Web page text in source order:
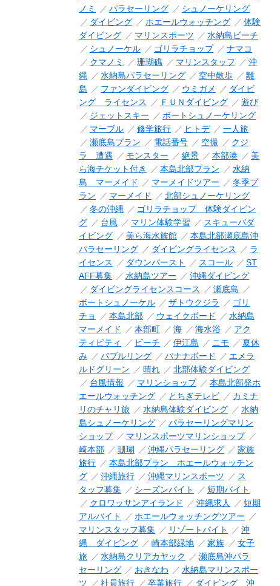
ノミ
パラセーリング
シュノーケリング
ダイビング
ホエールウォッチング
体験
ダイビング
マリンスポーツ
水納島ビーチ
シュノーケル
ゴリラチョップ
ナマコ
クマノミ
珊瑚礁 マリンスタッフ
沖
縄
水納島パラセーリング 空中散歩
離
島
ファンダイビング ウミガメ
ダイビ
ング ライセンス
ＦＵＮダイビング
遊び
ジェットスキー
ボートシュノーケリング
マーブル
修学旅行 ヒトデ
一人旅
瀬底島プラン
電話番号 空撮
クジ
ラ 遭遇
モンスター 絶景 本部港
美
ら海チケット付き
本島北部プラン
水納
島 マーメイド
マーメイドツアー
冬季プ
ラン
マーメイド
北部シュノーケリング
冬の沖縄
ゴリラチョップ 体験ダイビン
グ
台風 マリン体験学習
スキューバダ
イビング
美ら海水族館
本島北部瀬底島沖
パラセーリング
ダイビングライセンス
ラ
イセンス
ダウンバースト スコール
ST
AFF募集
水納島ツアー
沖縄ダイビング
ダイビングライセンスコース
瀬底島
ボートシュノーケル
ザトウクジラ
ゴリ
チョ
本島北部 ウェイクボード
水納島
マーメイド
本部町 海 海水浴
アク
ティビティ
ビーチ 伊江島 ニモ
夏休
み
バブルリング バナナボード
エメラ
ルドグリーン
晴れ
北部体験ダイビング
台風情報
マリンショップ
本島北部発ホ
エールウォッチング
とちぎテレビ
カミナ
リのチャリ旅
水納島体験ダイビング
水納
島シュノーケリング
パラセーリングマリン
ショップ
マリンスポーツマリンショップ
崎本部
珊瑚 沖縄パラセーリング
家族
旅行
本島北部プラン ホエールウォッチン
グ
沖縄旅行 沖縄マリンスポーツ
ス
タッフ募集
シーズンバイト
短期バイト
クロワッサンアイランド
沖縄求人
短期
アルバイト
ホエールウォッチングツアー
マリンスタッフ募集
リゾートバイト
沖
縄 ダイビング
崎本部緑地 家族
女子
旅
水納島クリアカヤック
瀬底島沖パラ
セーリング
おきなわ
水納島マリンスポー
ツ
社員旅行 卒業旅行 ダイビング 沖